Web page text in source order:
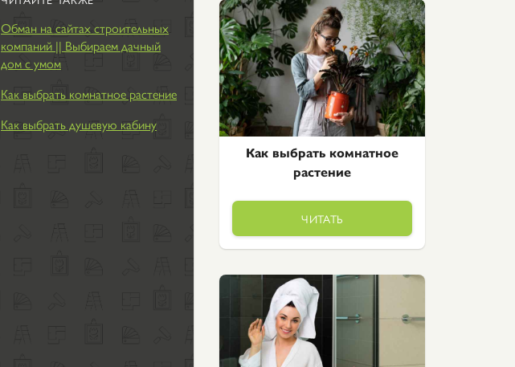
Обман на сайтах строительных
компаний || Выбираем дачный
дом с умом
Как выбрать комнатное растение
Как выбрать душевую кабину
Как выбрать комнатное
растение
ЧИТАТЬ